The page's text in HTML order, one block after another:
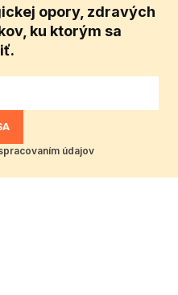
opory, zdravých
ku ktorým sa
údajov